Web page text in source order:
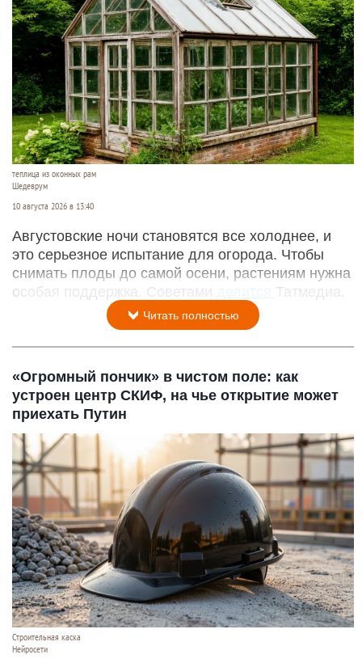
теплица из оконных рам
Шедеврум
10 августа 2026 в 13:40
Августовские ночи становятся все холоднее, и
это серьезное испытание для огорода. Чтобы
снимать плоды до самой осени, растениям нужна
особая поддержка. Советами
Татмедиа.
Читать полностью
«Огромный пончик» в чистом поле: как
устроен центр СКИФ, на чье открытие может
приехать Путин
Строительная каска
Нейросети